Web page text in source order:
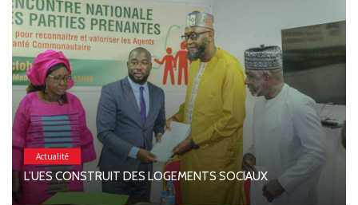
Actualité
L’UES CONSTRUIT DES LOGEMENTS SOCIAUX